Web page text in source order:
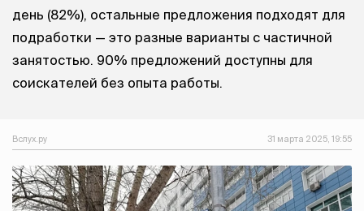
день (82%), остальные предложения подходят для
подработки — это разные варианты с частичной
занятостью. 90% предложений доступны для
соискателей без опыта работы.
Вслух.ру 31 марта 2025, 19:55